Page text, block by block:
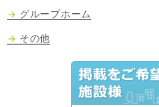
グループホーム
その他